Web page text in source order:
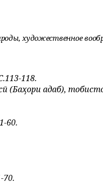
художественное
118.
(Баҳори адаб),
60.